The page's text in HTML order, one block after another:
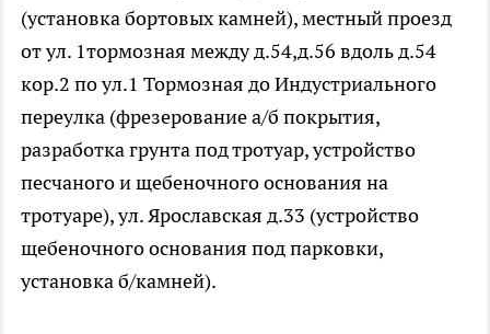
(установка бортовых камней), местный проезд
от ул. 1тормозная между д.54,д.56 вдоль д.54
кор.2 по ул.1 Тормозная до Индустриального
переулка (фрезерование а/б покрытия,
разработка грунта под тротуар, устройство
песчаного и щебеночного основания на
тротуаре), ул. Ярославская д.33 (устройство
щебеночного основания под парковки,
установка б/камней).